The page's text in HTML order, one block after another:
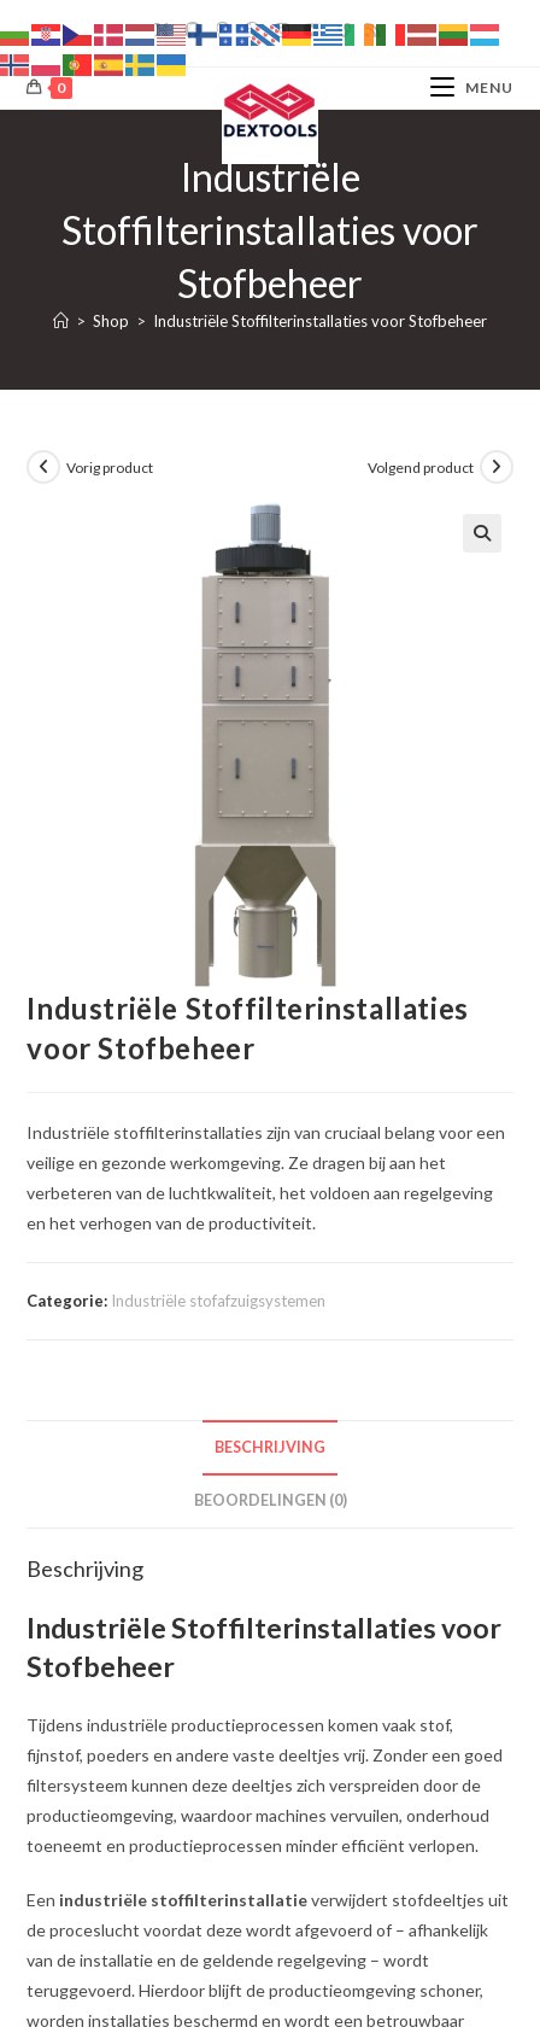
naar
inhoud
0 MENU
Industriële
Stoffilterinstallaties voor
Stofbeheer
> Shop > Industriële Stoffilterinstallaties voor Stofbeheer
Vorig product Volgend product
Industriële Stoffilterinstallaties
voor Stofbeheer
Industriële stoffilterinstallaties zijn van cruciaal belang voor een
veilige en gezonde werkomgeving. Ze dragen bij aan het
verbeteren van de luchtkwaliteit, het voldoen aan regelgeving
en het verhogen van de productiviteit.
Categorie: Industriële stofafzuigsystemen
BESCHRIJVING
BEOORDELINGEN (0)
Beschrijving
Industriële Stoffilterinstallaties voor
Stofbeheer
Tijdens industriële productieprocessen komen vaak stof,
fijnstof, poeders en andere vaste deeltjes vrij. Zonder een goed
filtersysteem kunnen deze deeltjes zich verspreiden door de
productieomgeving, waardoor machines vervuilen, onderhoud
toeneemt en productieprocessen minder efficiënt verlopen.
Een industriële stoffilterinstallatieverwijdert stofdeeltjes uit
de proceslucht voordat deze wordt afgevoerd of – afhankelijk
van de installatie en de geldende regelgeving – wordt
teruggevoerd. Hierdoor blijft de productieomgeving schoner,
worden installaties beschermd en wordt een betrouwbaar